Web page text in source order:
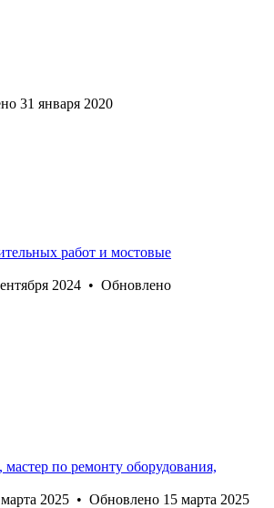
31 января 2020
работ и мостовые
2024 • Обновлено
по ремонту оборудования,
2025 • Обновлено 15 марта 2025